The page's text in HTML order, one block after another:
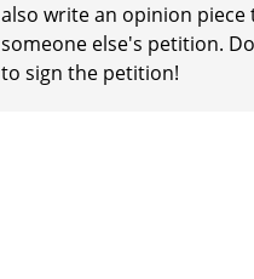
also write an opinion
someone else's petition.
to sign the petition!